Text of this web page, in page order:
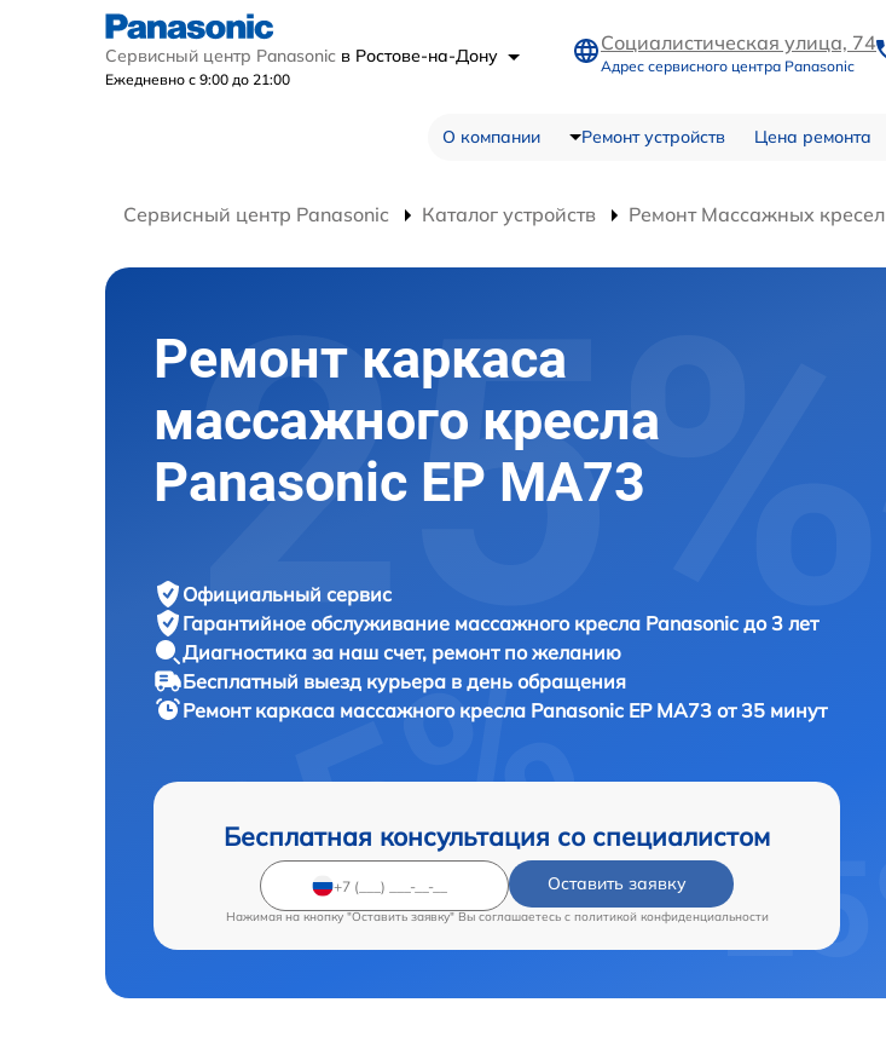
Сервисный центр Panasonic в Ростове-на-Дону
Ежедневно с 9:00 до 21:00
Социалистическая улица, 74
Адрес сервисного центра Panasonic
О компании Ремонт устройств Цена ремонта
Сервисный центр Panasonic Каталог устройств Ремонт Массажных кресел
Ремонт каркаса
массажного кресла
Panasonic EP MA73
Официальный сервис
Гарантийное обслуживание массажного кресла Panasonic до 3 лет
Диагностика за наш счет, ремонт по желанию
Бесплатный выезд курьера в день обращения
Ремонт каркаса массажного кресла Panasonic EP MA73 от 35 минут
Бесплатная консультация со специалистом
Оставить заявку
Нажимая на кнопку "Оставить заявку" Вы соглашаетесь c политикой конфиденциальности